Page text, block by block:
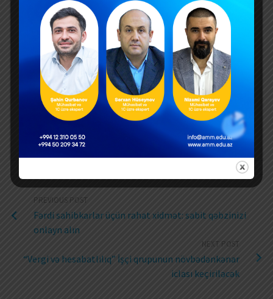
PREVIOUS POST
Fərdi sahibkarlar üçün rahat xidmət: sabit qəbzinizi
onlayn alın
NEXT POST
“Vergi və hesabatlılıq” İşçi qrupunun növbədənkənar
iclası keçiriləcək